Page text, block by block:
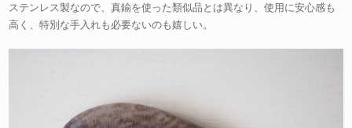
ステンレス製なので、真鍮を使った類似品とは異なり、使用に安心感も
高く、特別な手入れも必要ないのも嬉しい。